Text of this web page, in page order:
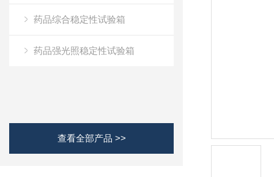
药品综合稳定性试验箱
药品强光照稳定性试验箱
查看全部产品 >>